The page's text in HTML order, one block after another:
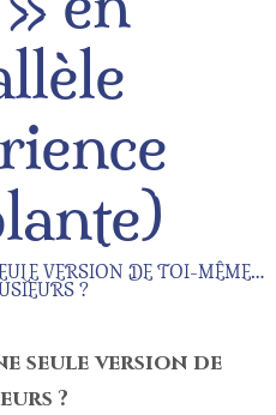
VERSION DE TOI-MÊME…
?
seule version de
?